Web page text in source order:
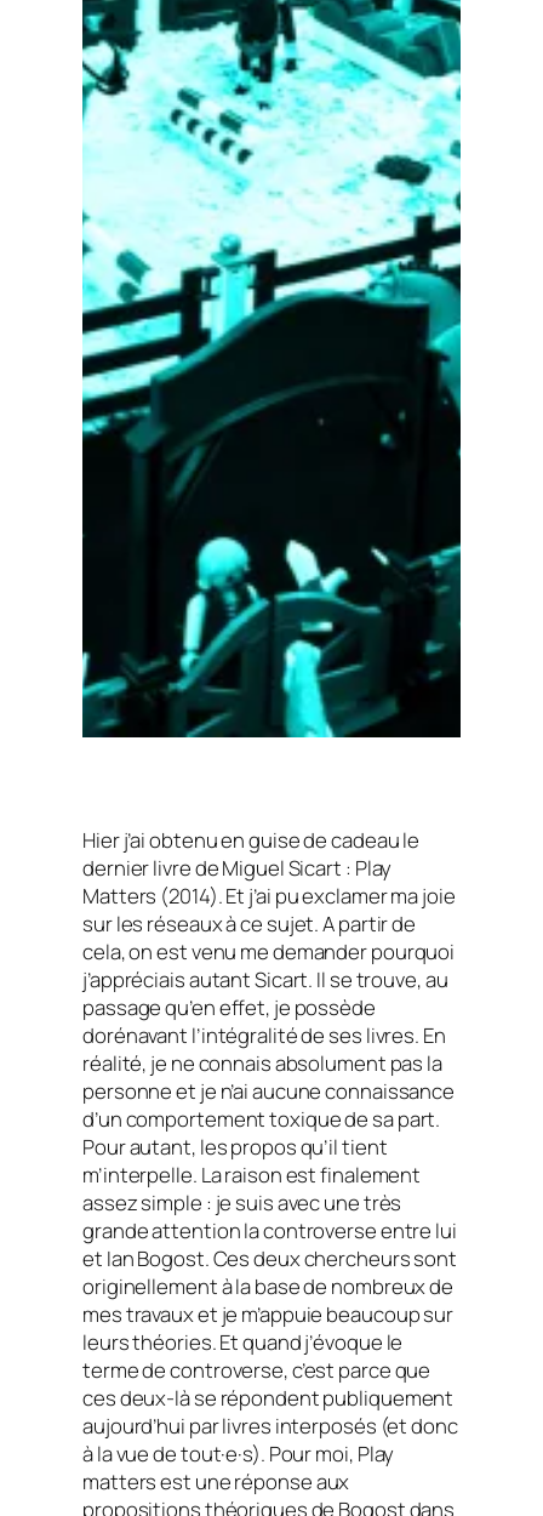
Hier j’ai obtenu en guise de cadeau le
dernier livre de Miguel Sicart : Play
Matters (2014). Et j’ai pu exclamer ma joie
sur les réseaux à ce sujet. A partir de
cela, on est venu me demander pourquoi
j’appréciais autant Sicart. Il se trouve, au
passage qu’en effet, je possède
dorénavant l’intégralité de ses livres. En
réalité, je ne connais absolument pas la
personne et je n’ai aucune connaissance
d’un comportement toxique de sa part.
Pour autant, les propos qu’il tient
m’interpelle. La raison est finalement
assez simple : je suis avec une très
grande attention la controverse entre lui
et Ian Bogost. Ces deux chercheurs sont
originellement à la base de nombreux de
mes travaux et je m’appuie beaucoup sur
leurs théories. Et quand j’évoque le
terme de controverse, c’est parce que
ces deux-là se répondent publiquement
aujourd’hui par livres interposés (et donc
à la vue de tout·e·s). Pour moi, Play
mattersest une réponse aux
propositions théoriques de Bogost dans